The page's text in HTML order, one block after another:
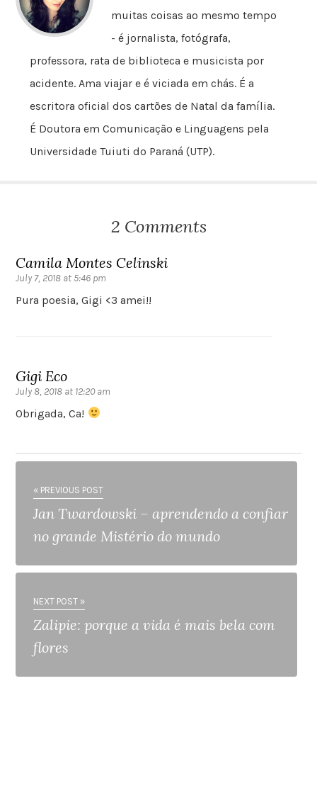
muitas coisas ao mesmo tempo
- é jornalista, fotógrafa,
professora, rata de biblioteca e musicista por
acidente. Ama viajar e é viciada em chás. É a
escritora oficial dos cartões de Natal da família.
É Doutora em Comunicação e Linguagens pela
Universidade Tuiuti do Paraná (UTP).
2 Comments
Camila Montes Celinski
July 7, 2018 at 5:46 pm
Pura poesia, Gigi <3 amei!!
Gigi Eco
July 8, 2018 at 12:20 am
Obrigada, Ca!
« PREVIOUS POST
Jan Twardowski – aprendendo a confiar
no grande Mistério do mundo
NEXT POST »
Zalipie: porque a vida é mais bela com
flores